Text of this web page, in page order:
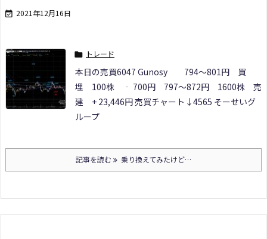
 2021年12月16日
 トレード
本日の売買6047 Gunosy
794～801円 買
埋 100株 ‐ 700円 797～872円 1600株 売
建 + 23,446円 売買チャート↓4565 そーせいグ
ループ
記事を読む 乗り換えてみたけど…